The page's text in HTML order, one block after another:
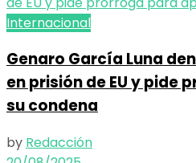
Internacional
Genaro García Luna
en prisión de EU y pide
su condena
by Redacción